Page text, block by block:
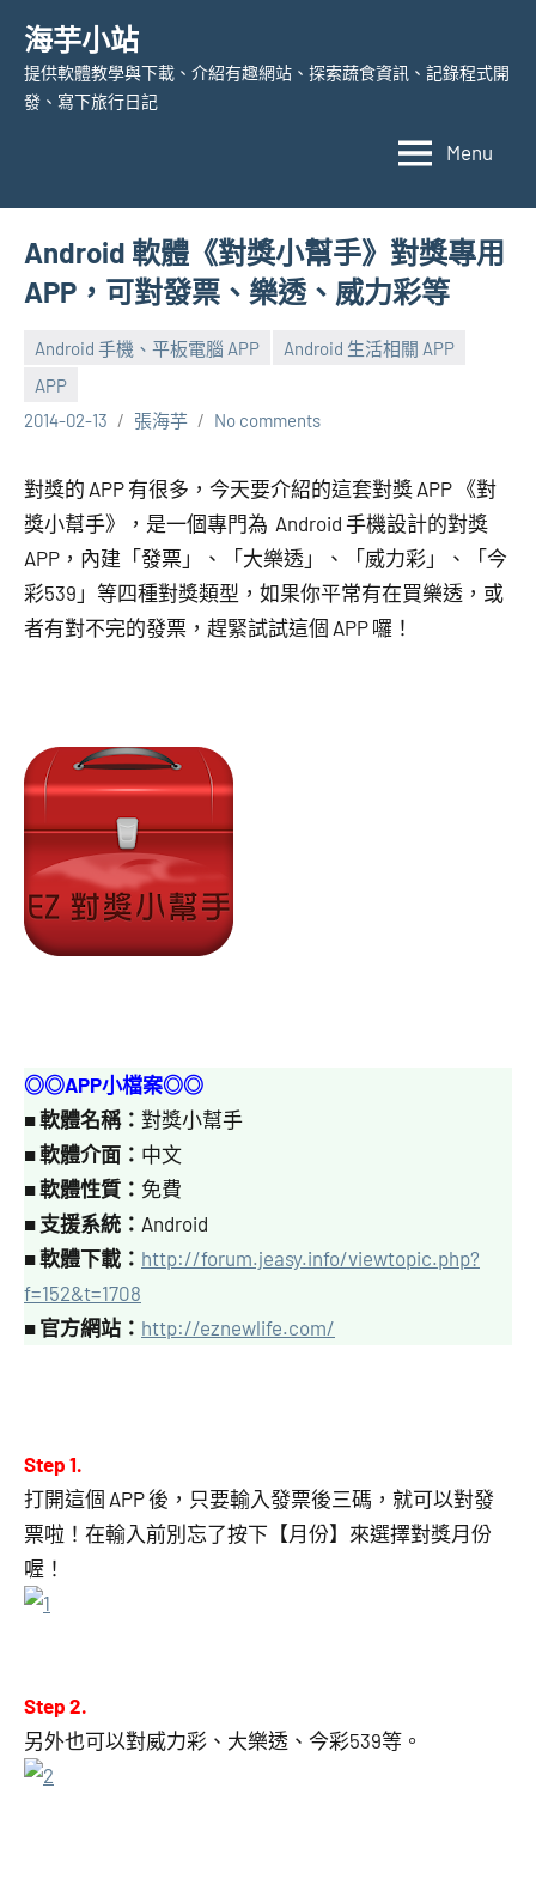
content
海芋小站
提供軟體教學與下載、介紹有趣網站、探索蔬食資訊、記錄程式開
發、寫下旅行日記
Menu
Android 軟體《對獎小幫手》對獎專用
APP，可對發票、樂透、威力彩等
Android 手機、平板電腦 APP
Android 生活相關 APP
APP
2014-02-13
張海芋 No comments
對獎的 APP 有很多，今天要介紹的這套對獎 APP 《對
獎小幫手》，是一個專門為 Android 手機設計的對獎
APP，內建「發票」、「大樂透」、「威力彩」、「今
彩539」等四種對獎類型，如果你平常有在買樂透，或
者有對不完的發票，趕緊試試這個 APP 囉！
◎◎APP小檔案◎◎
■軟體名稱： 對獎小幫手
■軟體介面： 中文
■軟體性質： 免費
■ 支援系統： Android
■軟體下載： http://forum.jeasy.info/viewtopic.php?
f=152&t=1708
■ 官方網站： http://eznewlife.com/
Step 1.
打開這個 APP 後，只要輸入發票後三碼，就可以對發
票啦！在輸入前別忘了按下【月份】來選擇對獎月份
喔！
Step 2.
另外也可以對威力彩、大樂透、今彩539等。